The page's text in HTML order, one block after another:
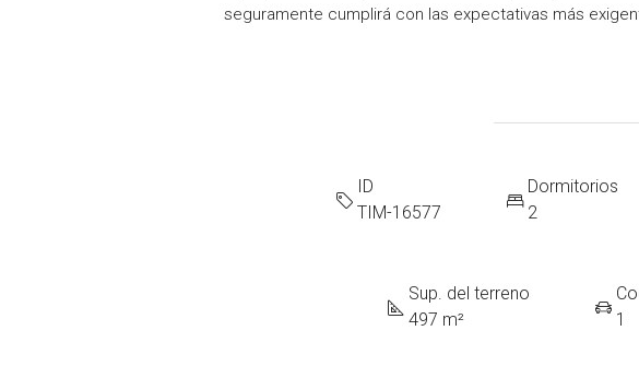
seguramente cumplirá con las expectativas más
ID
TIM-16577
Dormitorios
2
Sup. del terreno
497 m²
1